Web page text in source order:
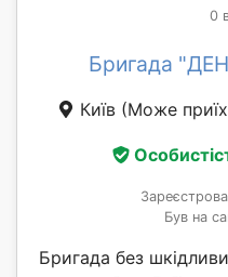
0
Бригада
Київ (Може
Був на
Бригада без